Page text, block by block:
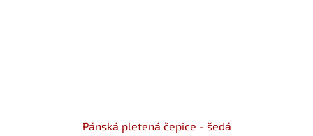
Pánská pletená čepice - šedá